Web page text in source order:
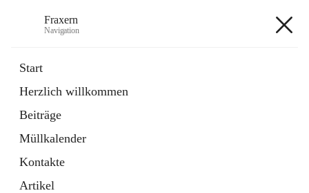
Fraxern
Navigation
Start
Herzlich willkommen
Beiträge
Müllkalender
Kontakte
Artikel
Ordner
in
Tab
Formulare
Artikel
öffnet
in
neuem
Tab